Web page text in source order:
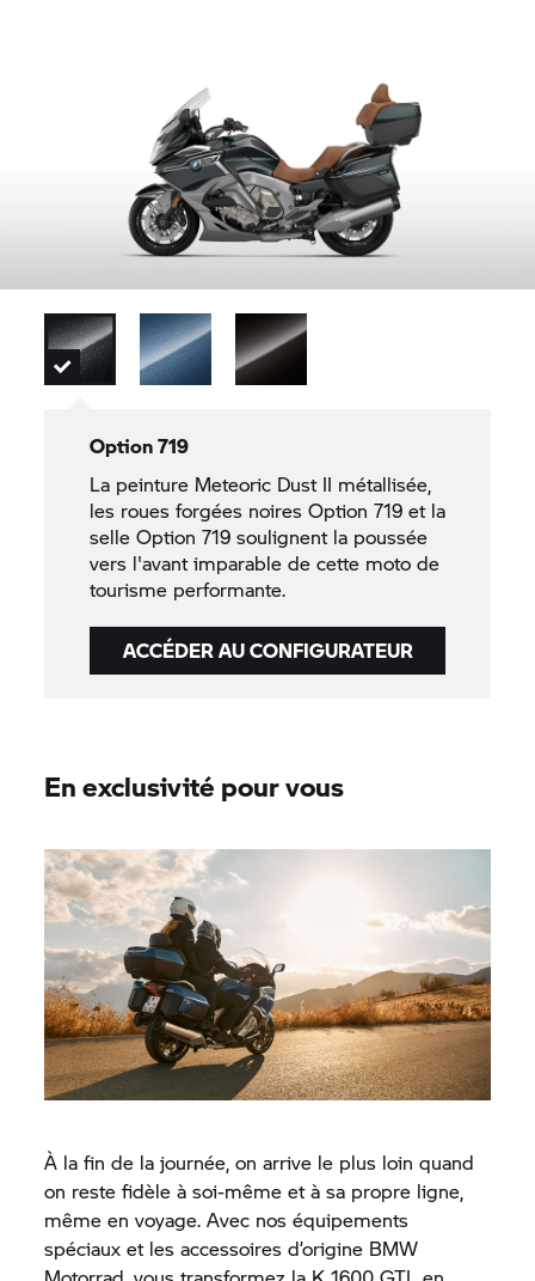
Option 719
La peinture Meteoric Dust II métallisée,
les roues forgées noires Option 719 et la
selle Option 719 soulignent la poussée
vers l'avant imparable de cette moto de
tourisme performante.
ACCÉDER AU CONFIGURATEUR
En exclusivité pour vous
À la fin de la journée, on arrive le plus loin quand
on reste fidèle à soi-même et à sa propre ligne,
même en voyage. Avec nos équipements
spéciaux et les accessoires d’origine BMW